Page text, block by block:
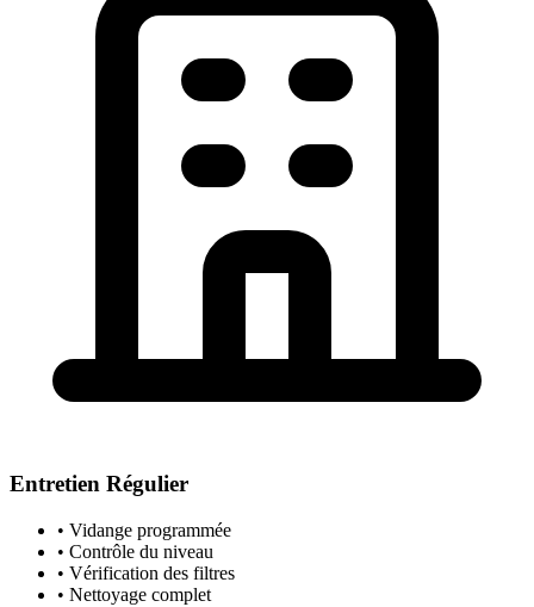
Entretien Régulier
• Vidange programmée
• Contrôle du niveau
• Vérification des filtres
• Nettoyage complet